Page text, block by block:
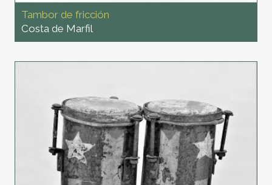
Tambor de fricción
Costa de Marfil